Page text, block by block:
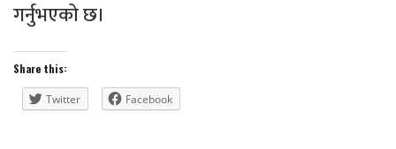
गर्नुभएको छ।
Share this:
Twitter Facebook